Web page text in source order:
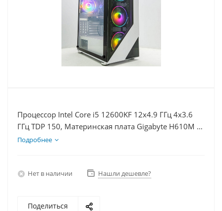
Процессор Intel Core i5 12600KF 12x4.9 ГГц 4x3.6
ГГц TDP 150, Материнская плата Gigabyte H610M K,
Видеокарта RTX 3060Ti 8Гб, Память DDR4 32Gb,
Подробнее
Нет в наличии Нашли дешевле?
Поделиться